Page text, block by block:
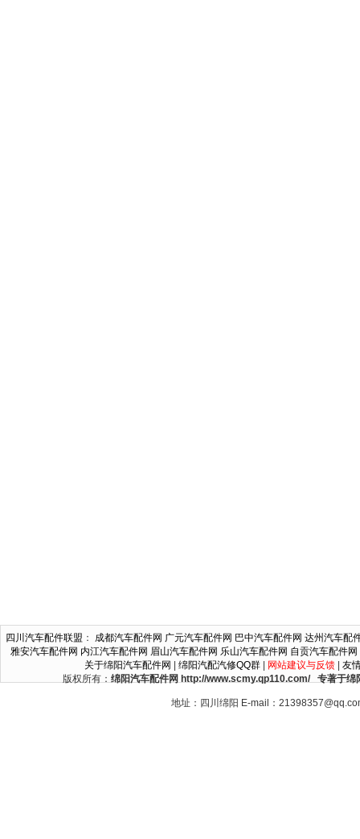
四川汽车配件联盟 ： 成都汽车配件网 广元汽车配件网 巴中汽车配件网 达州汽车配
雅安汽车配件网 内江汽车配件网 眉山汽车配件网 乐山汽车配件网 自贡汽车配件网
关于绵阳汽车配件网
绵阳汽配汽修QQ群| 网站建议与反馈| 友
版权所有： 绵阳汽车配件网 http://www.scmy.qp110.com/ 专著于绵
地址：四川绵阳 E-mail：